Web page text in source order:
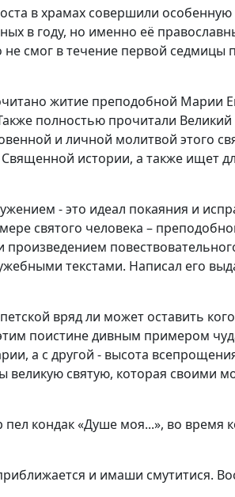
в храмах совершили
в году, но именно её
не смог в течение первой
житие преподобной Марии
полностью прочитали
и личной молитвой этого
истории, а также ищет
- это идеал покаяния и
святого человека –
текстами. Написал его
вряд ли может оставить
поистине дивным примером
а с другой - высота
великую святую, которая своими
кондак «Душе моя...», во
и имаши смутитися.